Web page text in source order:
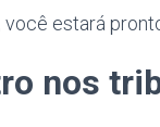
estará
nos